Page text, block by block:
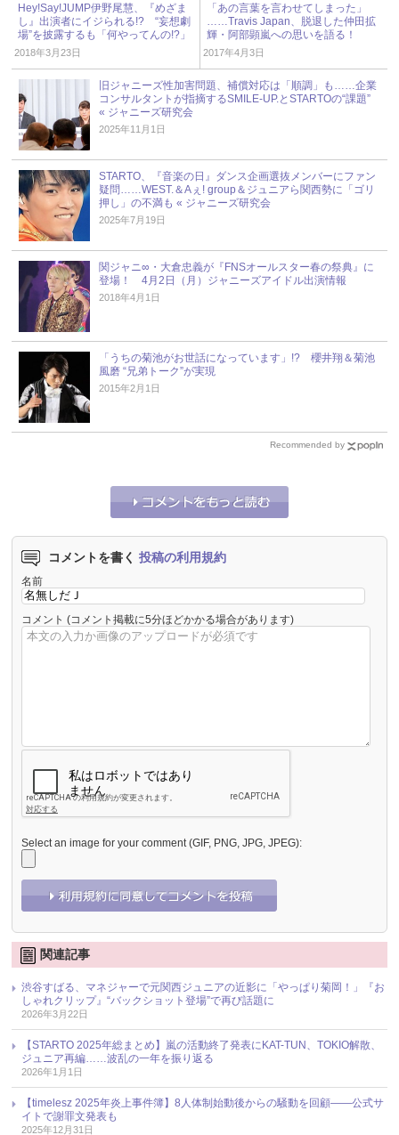
Hey!Say!JUMP伊野尾慧、『めざま
し』出演者にイジられる!? “妄想劇
場”を披露するも「何やってんの!?」
2018年3月23日
「あの言葉を言わせてしまった」
……Travis Japan、脱退した仲田拡
輝・阿部顕嵐への思いを語る！
2017年4月3日
旧ジャニーズ性加害問題、補償対応は「順調」も……企業
コンサルタントが指摘するSMILE-UP.とSTARTOの“課題”
« ジャニーズ研究会
2025年11月1日
STARTO、『音楽の日』ダンス企画選抜メンバーにファン
疑問……WEST.＆Aぇ! group＆ジュニアら関西勢に「ゴリ
押し」の不満も « ジャニーズ研究会
2025年7月19日
関ジャニ∞・大倉忠義が『FNSオールスター春の祭典』に
登場！ 4月2日（月）ジャニーズアイドル出演情報
2018年4月1日
「うちの菊池がお世話になっています」!? 櫻井翔＆菊池
風磨 “兄弟トーク”が実現
2015年2月1日
Recommended by
コメントを書く 投稿の利用規約
名前
コメント (コメント掲載に5分ほどかかる場合があります)
Select an image for your comment (GIF, PNG, JPG, JPEG):
関連記事
渋谷すばる、マネジャーで元関西ジュニアの近影に「やっぱり菊岡！」『お
しゃれクリップ』“バックショット登場”で再び話題に
2026年3月22日
【STARTO 2025年総まとめ】嵐の活動終了発表にKAT-TUN、TOKIO解散、
ジュニア再編……波乱の一年を振り返る
2026年1月1日
【timelesz 2025年炎上事件簿】8人体制始動後からの騒動を回顧――公式サ
イトで謝罪文発表も
2025年12月31日